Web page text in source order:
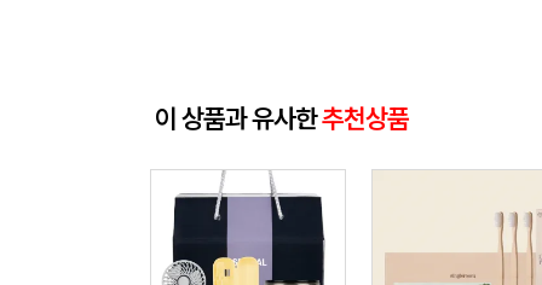
이 상품과 유사한추천상품